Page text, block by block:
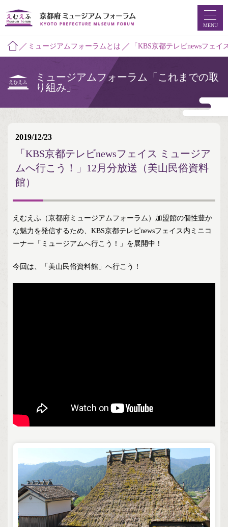
ミュージアムマップ
お知らせ
つなプロ
ミュージアムフォーラムとは
MENU
ミュージアムフォーラムとは 「KBS京都テレビnewsフェ
ミュージアムフォーラム「これまでの取
り組み」
2019/12/23
「KBS京都テレビnewsフェイス ミュージア
ムへ行こう！」12月分放送（美山民俗資料
館）
えむえふ（京都府ミュージアムフォーラム）加盟館の個性豊か
な魅力を発信するため、KBS京都テレビnewsフェイス内ミニコ
ーナー「ミュージアムへ行こう！」を展開中！
今回は、「美山民俗資料館」へ行こう！